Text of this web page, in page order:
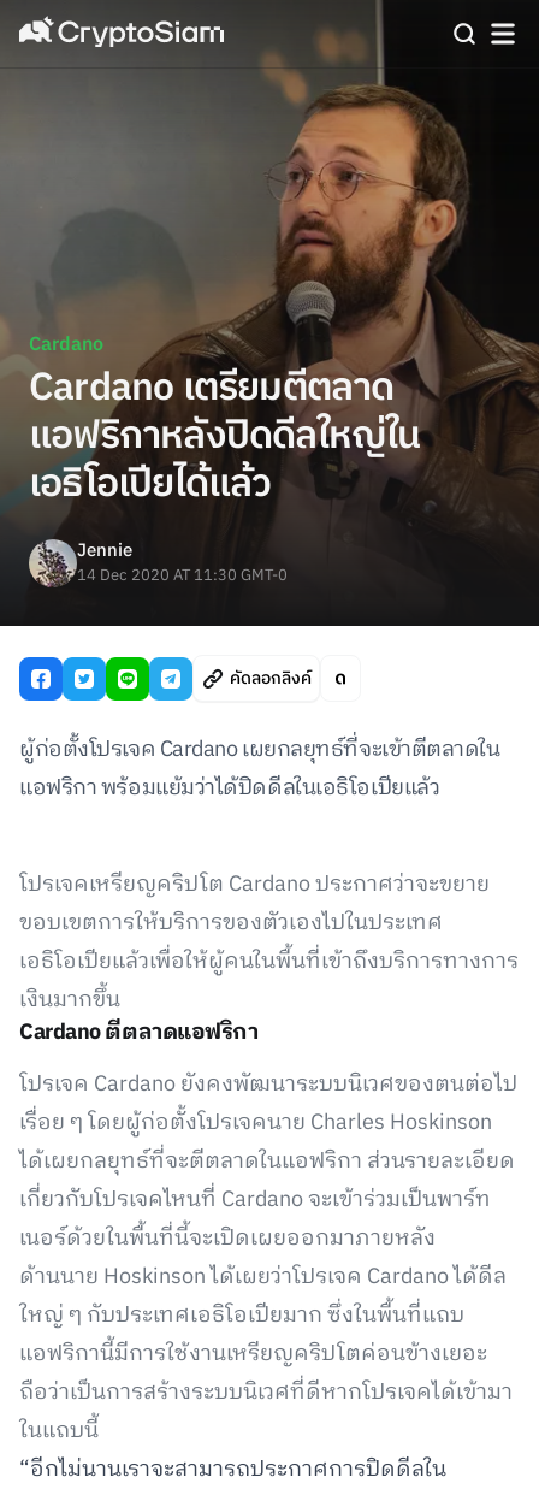
Cardano
Cardano เตรียมตีตลาด
แอฟริกาหลังปิดดีลใหญ่ใน
เอธิโอเปียได้แล้ว
Jennie
14 Dec 2020 AT 11:30 GMT-0
คัดลอกลิงค์
ผู้ก่อตั้งโปรเจค Cardano เผยกลยุทธ์ที่จะเข้าตีตลาดใน
แอฟริกา พร้อมแย้มว่าได้ปิดดีลในเอธิโอเปียแล้ว
โปรเจคเหรียญคริปโต Cardano ประกาศว่าจะขยาย
ขอบเขตการให้บริการของตัวเองไปในประเทศ
เอธิโอเปียแล้วเพื่อให้ผู้คนในพื้นที่เข้าถึงบริการทางการ
เงินมากขึ้น
Cardano ตีตลาดแอฟริกา
โปรเจค Cardano ยังคงพัฒนาระบบนิเวศของตนต่อไป
เรื่อย ๆ โดยผู้ก่อตั้งโปรเจคนาย Charles Hoskinson
ได้เผยกลยุทธ์ที่จะตีตลาดในแอฟริกา ส่วนรายละเอียด
เกี่ยวกับโปรเจคไหนที่ Cardano จะเข้าร่วมเป็นพาร์ท
เนอร์ด้วยในพื้นที่นี้จะเปิดเผยออกมาภายหลัง
ด้านนาย Hoskinson ได้เผยว่าโปรเจค Cardano ได้ดีล
ใหญ่ ๆ กับประเทศเอธิโอเปียมาก ซึ่งในพื้นที่แถบ
แอฟริกานี้มีการใช้งานเหรียญคริปโตค่อนข้างเยอะ
ถือว่าเป็นการสร้างระบบนิเวศที่ดีหากโปรเจคได้เข้ามา
ในแถบนี้
“อีกไม่นานเราจะสามารถประกาศการปิดดีลใน